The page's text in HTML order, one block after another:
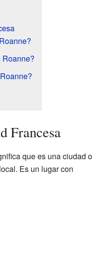
Roanne?
Francesa
que es una ciudad o
Es un lugar con